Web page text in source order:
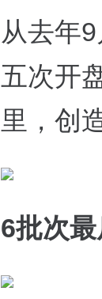
从去年
五次开
里，创
6批次